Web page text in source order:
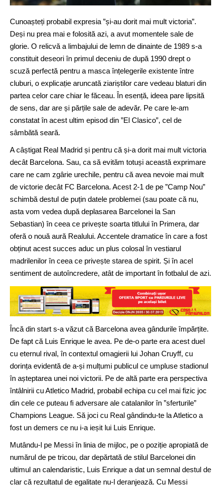
Cunoașteți probabil expresia ”și-au dorit mai mult victoria”.
Deși nu prea mai e folosită azi, a avut momentele sale de
glorie. O relicvă a limbajului de lemn de dinainte de 1989 s-a
constituit deseori în primul deceniu de după 1990 drept o
scuză perfectă pentru a masca înțelegerile existente între
cluburi, o explicație aruncată ziariștilor care vedeau blaturi din
partea celor care chiar le făceau. În esență, ideea pare lipsită
de sens, dar are și părțile sale de adevăr. Pe care le-am
constatat în acest ultim episod din ”El Clasico”, cel de
sâmbătă seară.
A câștigat Real Madrid și pentru că și-a dorit mai mult victoria
decât Barcelona. Sau, ca să evităm totuși această exprimare
care ne cam zgârie urechile, pentru că avea nevoie mai mult
de victorie decât FC Barcelona. Acest 2-1 de pe ”Camp Nou”
schimbă destul de puțin datele problemei (sau poate că nu,
asta vom vedea după deplasarea Barcelonei la San
Sebastian) în ceea ce privește soarta titlului în Primera, dar
oferă o nouă aură Realului. Accentele dramatice în care a fost
obținut acest succes aduc un plus colosal în vestiarul
madrilenilor în ceea ce privește starea de spirit. Și în acel
sentiment de autoîncredere, atât de important în fotbalul de azi.
Încă din start s-a văzut că Barcelona avea gândurile împărțite.
De fapt că Luis Enrique le avea. Pe de-o parte era acest duel
cu eternul rival, în contextul omagierii lui Johan Cruyff, cu
dorința evidentă de a-și mulțumi publicul ce umpluse stadionul
în așteptarea unei noi victorii. Pe de altă parte era perspectiva
întâlnirii cu Atletico Madrid, probabil echipa cu cel mai fizic joc
din cele ce puteau fi adversare ale catalanilor în ”sferturile”
Champions League. Să joci cu Real gândindu-te la Atletico a
fost un demers ce nu i-a ieșit lui Luis Enrique.
Mutându-l pe Messi în linia de mijloc, pe o poziție apropiată de
numărul de pe tricou, dar depărtată de stilul Barcelonei din
ultimul an calendaristic, Luis Enrique a dat un semnal destul de
clar că rezultatul de egalitate nu-l deranjează. Cu Messi